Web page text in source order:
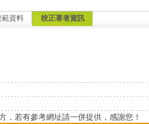
資料 校正著者資訊
，若有參考網址請一併提供，感謝您！